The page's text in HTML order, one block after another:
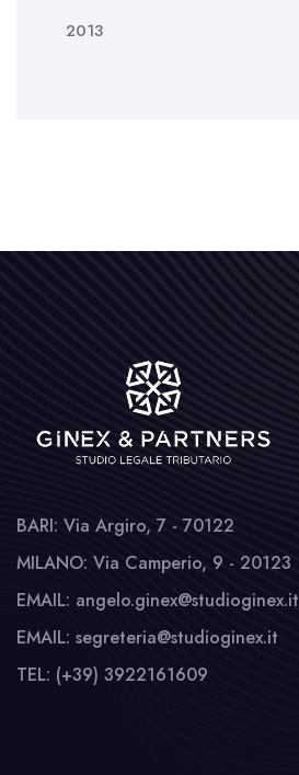
2013
BARI: Via Argiro, 7 - 70122
MILANO: Via Camperio, 9 - 20123
EMAIL: angelo.ginex@studioginex.it
EMAIL: segreteria@studioginex.it
TEL: (+39) 3922161609